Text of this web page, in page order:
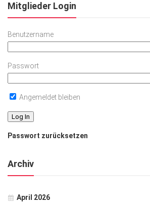
Mitglieder Login
Benutzername
Passwort
Angemeldet bleiben
Passwort zurücksetzen
Archiv
April 2026